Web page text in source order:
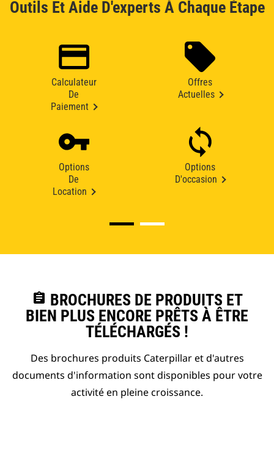
Outils Et Aide D'experts À Chaque Étape
Calculateur
De
Paiement
Offres
Actuelles
Options
De
Location
Options
D'occasion
assignment BROCHURES DE PRODUITS ET
BIEN PLUS ENCORE PRÊTS À ÊTRE
TÉLÉCHARGÉS !
Des brochures produits Caterpillar et d'autres
documents d'information sont disponibles pour votre
activité en pleine croissance.